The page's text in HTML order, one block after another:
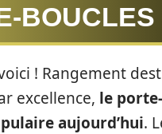
BOUCLES
! Rangement
excellence, le
aujourd’hui.